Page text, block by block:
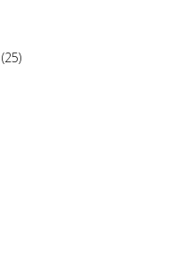
(25)